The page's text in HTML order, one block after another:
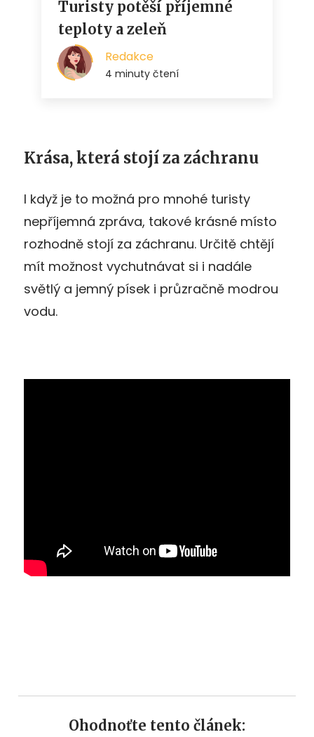
Krása, která stojí za záchranu
I když je to možná pro mnohé turisty
nepříjemná zpráva, takové krásné místo
rozhodně stojí za záchranu. Určitě chtějí
mít možnost vychutnávat si i nadále
světlý a jemný písek i průzračně modrou
vodu.
Ohodnoťte tento článek: